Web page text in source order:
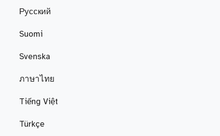
Русский
Suomi
Svenska
ภาษาไทย
Tiếng Việt
Türkçe